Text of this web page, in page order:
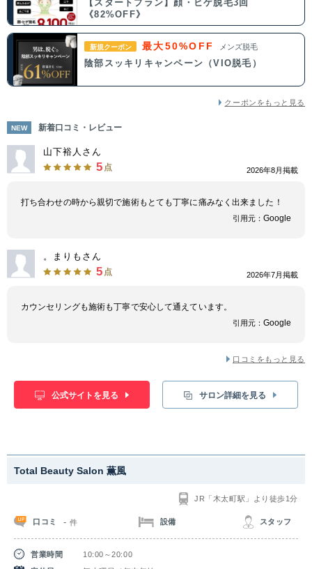
【スタートプラン】顔・ヒゲ脱毛3回
《82%OFF》
新規クーポン 最大50%OFF メンズ脱毛
陰部スッキリキャンペーン（VIO脱毛）
クーポンをもっと見る
NEW 新着口コミ・レビュー
山下裕人さん
5 点 2026年8月掲載
打ち合わせの時から親切で施術もとても丁寧に痛みなく出来ました！
引用元： Google
。まりもさん
5 点 2026年7月掲載
カウンセリングも施術も丁寧で安心して通えています。
引用元： Google
口コミをもっと見る
公式サイトを見る サロン詳細を見る
Total Beauty Salon 薫風
JR「木太町駅」より徒歩1分
口コミ -件 設備 スタッフ
営業時間
10:00～20:00